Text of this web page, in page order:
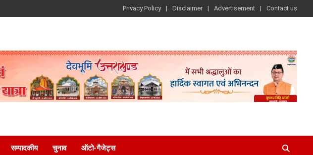
Privacy Policy Disclaimer Advertisement Contact us
सम्पादकीय चुनाव ऑटो-गैजेट्स